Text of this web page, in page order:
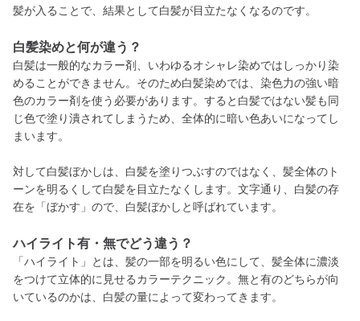
髪が入ることで、結果として白髪が目立たなくなるのです。
白髪染めと何が違う？
白髪は一般的なカラー剤、いわゆるオシャレ染めではしっかり染
めることができません。そのため白髪染めでは、染色力の強い暗
色のカラー剤を使う必要があります。すると白髪ではない髪も同
じ色で塗り潰されてしまうため、全体的に暗い色あいになってし
まいます。
対して白髪ぼかしは、白髪を塗りつぶすのではなく、髪全体のト
ーンを明るくして白髪を目立たなくします。文字通り、白髪の存
在を「ぼかす」ので、白髪ぼかしと呼ばれています。
ハイライト有・無でどう違う？
「ハイライト」とは、髪の一部を明るい色にして、髪全体に濃淡
をつけて立体的に見せるカラーテクニック。無と有のどちらが向
いているのかは、白髪の量によって変わってきます。